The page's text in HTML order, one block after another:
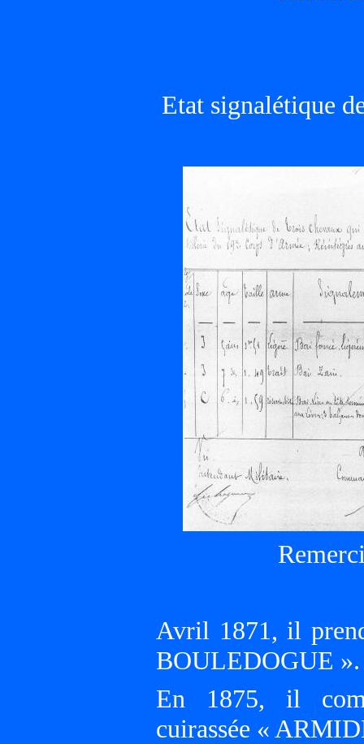
Etat signalétique
Avril 1871, il
BOULEDOGUE ».
En 1875, il
cuirassée «